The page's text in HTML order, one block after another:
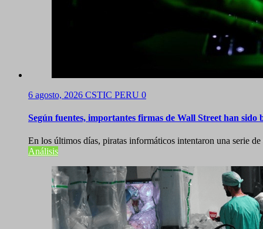
6 agosto, 2026 CSTIC PERU 0
Según fuentes, importantes firmas de Wall Street han sido
En los últimos días, piratas informáticos intentaron una serie
Análisis